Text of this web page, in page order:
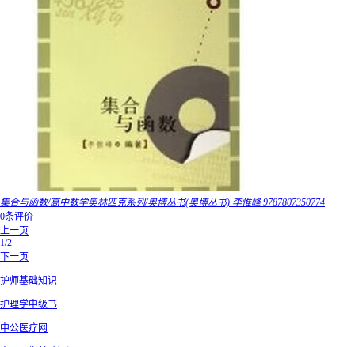
集合与函数/高中数学奥林匹克系列/奥博丛书(奥博丛书) 李惟峰 9787807350774
0条评价
上一页
1/2
下一页
护师基础知识
护理学中级书
中公医疗网